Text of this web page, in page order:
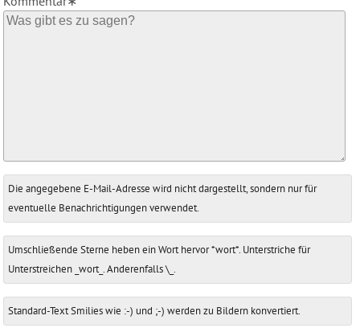
Antwort
zu
Was
ist
Fünf
plus
Die angegebene E-Mail-Adresse wird nicht dargestellt, sondern nur für
eventuelle Benachrichtigungen verwendet.
Umschließende Sterne heben ein Wort hervor *wort*. Unterstriche für
Unterstreichen _wort_. Anderenfalls \_.
Standard-Text Smilies wie :-) und ;-) werden zu Bildern konvertiert.